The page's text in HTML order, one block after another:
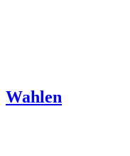
Wahlen